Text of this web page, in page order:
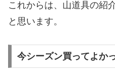
これからは、山道具の紹
と思います。
今シーズン買ってよか